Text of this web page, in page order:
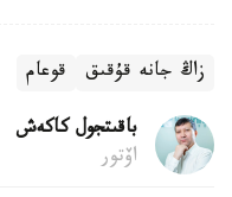
زاڭ جانە قۇقىق قوعام
باقىتجول كاكەش
اۆتور